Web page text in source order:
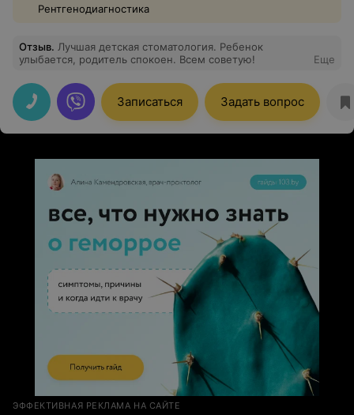
Рентгенодиагностика
Отзыв. Лучшая детская стоматология. Ребенок
улыбается, родитель спокоен. Всем советую!
Еще
Записаться Задать вопрос
ЭФФЕКТИВНАЯ РЕКЛАМА НА САЙТЕ